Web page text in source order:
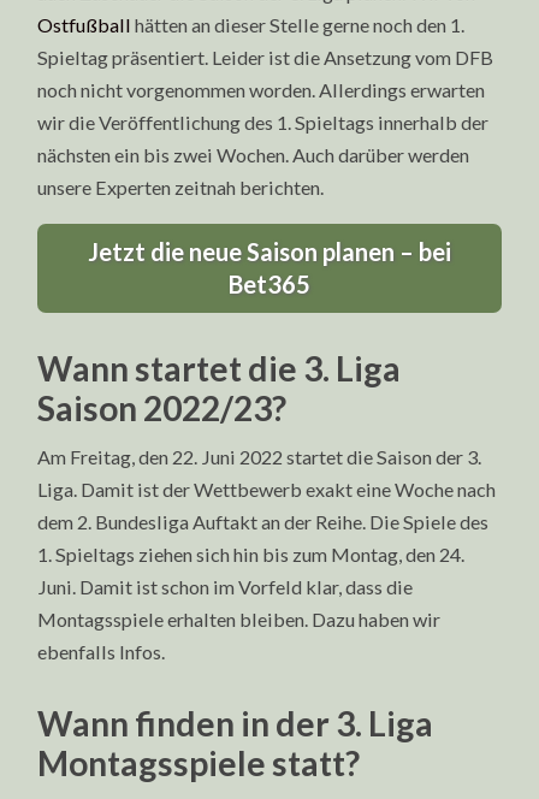
Ostfußball hätten an dieser Stelle gerne noch den 1.
Spieltag präsentiert. Leider ist die Ansetzung vom DFB
noch nicht vorgenommen worden. Allerdings erwarten
wir die Veröffentlichung des 1. Spieltags innerhalb der
nächsten ein bis zwei Wochen. Auch darüber werden
unsere Experten zeitnah berichten.
Jetzt die neue Saison planen – bei
Bet365
Wann startet die 3. Liga
Saison 2022/23?
Am Freitag, den 22. Juni 2022 startet die Saison der 3.
Liga. Damit ist der Wettbewerb exakt eine Woche nach
dem 2. Bundesliga Auftakt an der Reihe. Die Spiele des
1. Spieltags ziehen sich hin bis zum Montag, den 24.
Juni. Damit ist schon im Vorfeld klar, dass die
Montagsspiele erhalten bleiben. Dazu haben wir
ebenfalls Infos.
Wann finden in der 3. Liga
Montagsspiele statt?